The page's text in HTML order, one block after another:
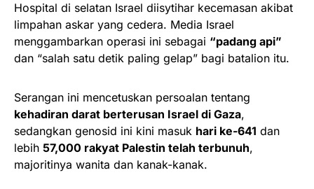
Hospital di selatan Israel diisytihar kecemasan akibat
limpahan askar yang cedera. Media Israel
menggambarkan operasi ini sebagai “padang api”
dan “salah satu detik paling gelap” bagi batalion itu.
Serangan ini mencetuskan persoalan tentang
kehadiran darat berterusan Israel di Gaza,
sedangkan genosid ini kini masuk hari ke-641 dan
lebih 57,000 rakyat Palestin telah terbunuh,
majoritinya wanita dan kanak-kanak.